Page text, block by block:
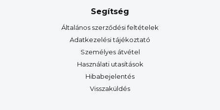
Segítség
Általános szerződési feltételek
Adatkezelési tájékoztató
Személyes átvétel
Használati utasítások
Hibabejelentés
Visszaküldés